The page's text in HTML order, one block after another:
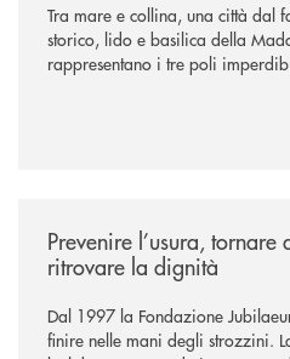
Tra mare e collina, una città dal
storico, lido e basilica della
rappresentano i tre poli
Prevenire l’usura,
ritrovare la dignità
Dal 1997 la Fondazione
finire nelle mani degli strozzini.